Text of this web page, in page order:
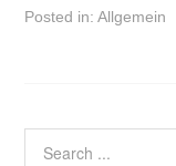
Posted in:Allgemein